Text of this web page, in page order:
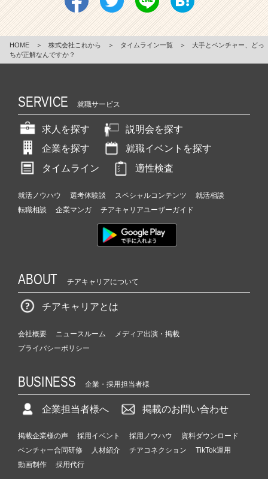
HOME ＞ 株式会社これから ＞ タイムライン一覧 ＞
大手とベンチャー、どっ
ちが正解なんですか？
SERVICE 就職サービス
求人を探す
説明会を探す
企業を探す
就職イベントを探す
タイムライン
適性検査
就活ノウハウ 選考体験談 スペシャルコンテンツ
就活相談
転職相談
企業マンガ チアキャリアユーザーガイド
ABOUT チアキャリアについて
チアキャリアとは
会社概要 ニュースルーム
メディア出演・掲載
プライバシーポリシー
BUSINESS 企業・採用担当者様
企業担当者様へ 掲載のお問い合わせ
掲載企業様の声 採用イベント 採用ノウハウ
資料ダウンロード
ベンチャー合同研修
人材紹介 チアコネクション
TikTok運用
動画制作
採用代行